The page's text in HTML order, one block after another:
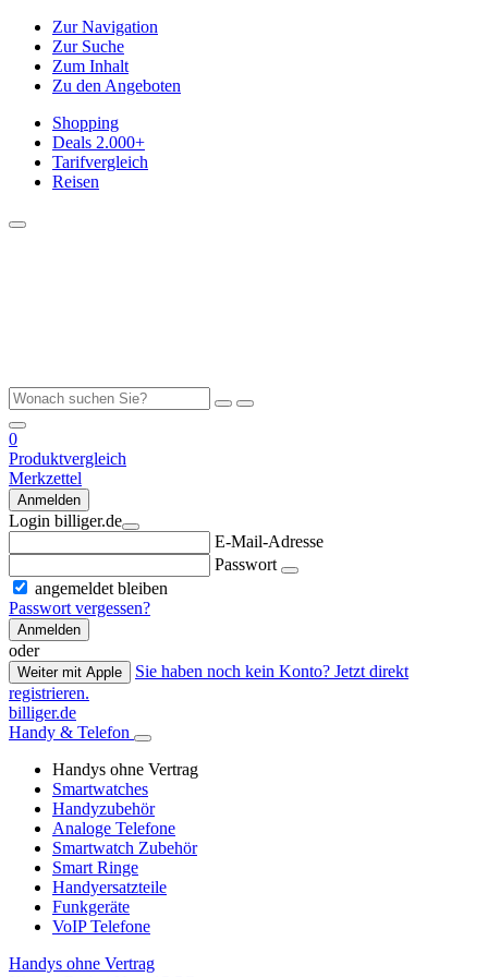
Zur Navigation
Zur Suche
Zum Inhalt
Zu den Angeboten
Shopping
Deals 2.000+
Tarifvergleich
Reisen
0
Produktvergleich
Merkzettel
Anmelden
Login billiger.de
E-Mail-Adresse
Passwort
angemeldet bleiben
Passwort vergessen?
Anmelden
oder
Weiter mit Apple
Sie haben noch kein Konto? Jetzt direkt
registrieren.
billiger.de
Handy & Telefon
Handys ohne Vertrag
Smartwatches
Handyzubehör
Analoge Telefone
Smartwatch Zubehör
Smart Ringe
Handyersatzteile
Funkgeräte
VoIP Telefone
Handys ohne Vertrag